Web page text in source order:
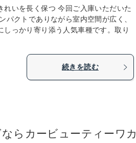
いを長く保つ 今回ご入庫いただいた
パクトでありながら室内空間が広く、
っかり寄り添う人気車種です。取り
続きを読む
らカービューティーワカ